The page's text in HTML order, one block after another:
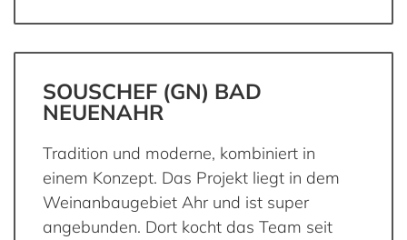
SOUSCHEF (GN) BAD
NEUENAHR
Tradition und moderne, kombiniert in
einem Konzept. Das Projekt liegt in dem
Weinanbaugebiet Ahr und ist super
angebunden. Dort kocht das Team seit